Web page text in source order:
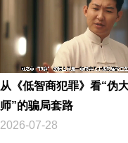
从《低智商犯罪》看“伪
师”的骗局套路
2026-07-28